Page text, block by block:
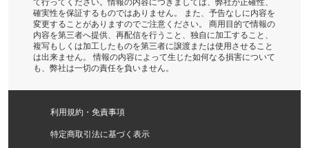
確実性を保証するものではありません。 また、予告なしに内容を
変更することがありますのでご注意ください。 商用目的で情報の
内容を第三者へ提供、再配信を行うこと、独自に加工すること、
複写もしくは加工したものを第三者に譲渡または使用させること
は出来ません。 情報の内容によって生じた如何なる損害について
も、弊社は一切の責任を負いません。
利用規約・免責事項
特定商取引法に基づく表示